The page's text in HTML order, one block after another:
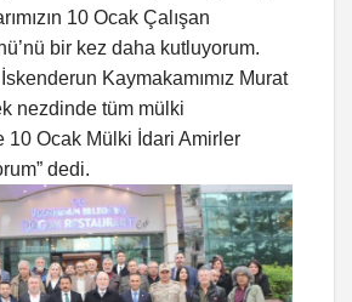
10 Ocak Çalışan
bir kez daha kutluyorum.
Kaymakamımız Murat
nezdinde tüm mülki
10 Ocak Mülki İdari Amirler
dedi.